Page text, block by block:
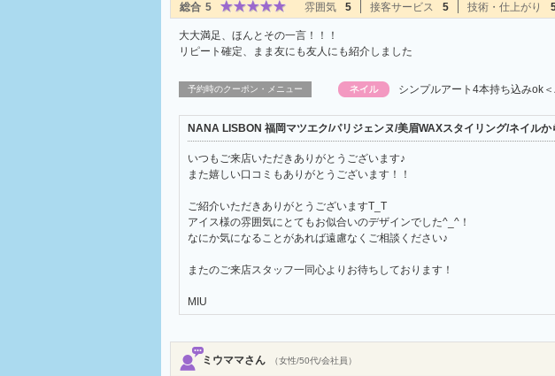
総合 5 雰囲気 5 接客サービス 5 技術・仕上がり
大大満足、ほんとその一言！！！
リピート確定、まま友にも友人にも紹介しました
予約時のクーポン・メニュー シンプルアート4本持ち込みok
NANA LISBON 福岡マツエク/パリジェンヌ/美眉WAXスタイリング/ネイルか
いつもご来店いただきありがとうございます♪
また嬉しい口コミもありがとうございます！！
ご紹介いただきありがとうございますT_T
アイス様の雰囲気にとてもお似合いのデザインでした^_^！
なにか気になることがあれば遠慮なくご相談ください♪
またのご来店スタッフ一同心よりお待ちしております！
MIU
ミウママさん （女性/50代/会社員）